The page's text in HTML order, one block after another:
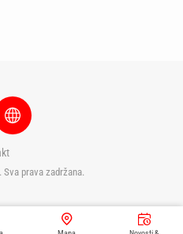
prava zadržana.